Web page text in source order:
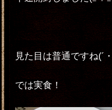
見た目は普通ですね(´
では実食！